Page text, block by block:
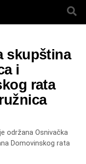
skupština
i
rata
održana Osnivačka
Domovinskog rata